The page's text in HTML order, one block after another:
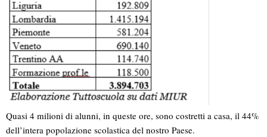
Quasi 4 milioni di alunni, in queste ore, sono costretti a casa, il 44%
dell’intera popolazione scolastica del nostro Paese.